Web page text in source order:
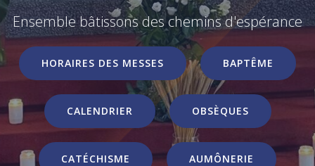
Ensemble bâtissons des chemins d'espérance
HORAIRES DES MESSES BAPTÊME
CALENDRIER OBSÈQUES
CATÉCHISME AUMÔNERIE